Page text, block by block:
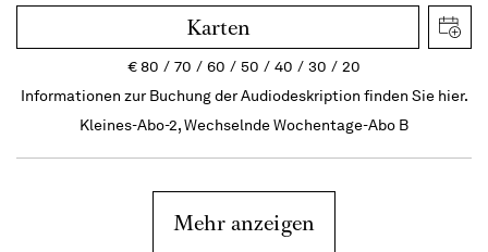
Karten
€80 70 60 50 40 30
20
Informationen zur Buchung der Audiodeskription finden Sie hier.
Kleines-Abo-2, Wechselnde Wochentage-Abo B
Mehr anzeigen